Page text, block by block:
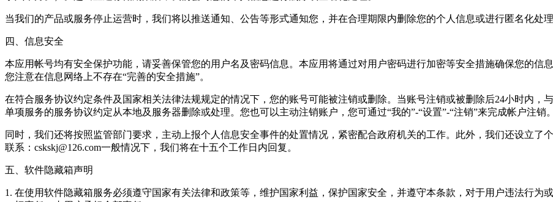
当我们的产品或服务停止运营时，我们将以推送通知、公告等形式通知您，并在合理期限内删除您的个人信息或进行匿名化处
四、信息安全
本应用帐号均有安全保护功能，请妥善保管您的用户名及密码信息。本应用将通过对用户密码进行加密等安全措施确保您的信
您注意在信息网络上不存在“完善的安全措施”。
在符合服务协议约定条件及国家相关法律法规规定的情况下，您的账号可能被注销或删除。当账号注销或被删除后24小时内，
单项服务的服务协议约定从本地及服务器删除或处理。您也可以主动注销账户，您可通过“我的”-“设置”-“注销”来完成帐户注销。
同时，我们还将按照监管部门要求，主动上报个人信息安全事件的处置情况，紧密配合政府机关的工作。此外，我们还设立了
联系：cskskj@126.com一般情况下，我们将在十五个工作日内回复。
五、软件隐藏箱声明
1. 在使用软件隐藏箱服务必须遵守国家有关法律和政策等，维护国家利益，保护国家安全，并遵守本条款，对于用户违法行为